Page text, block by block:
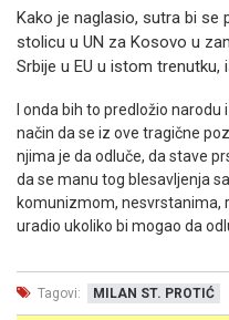
Kako je naglasio, sutra bi se
stolicu u UN za Kosovo u
Srbije u EU u istom trenutku,
I onda bih to predložio
način da se iz ove tragične
njima je da odluče, da stave
da se manu tog blesavljenja
komunizmom, nesvrstanima,
uradio ukoliko bi mogao da
Tagovi: MILAN ST. PROTIĆ